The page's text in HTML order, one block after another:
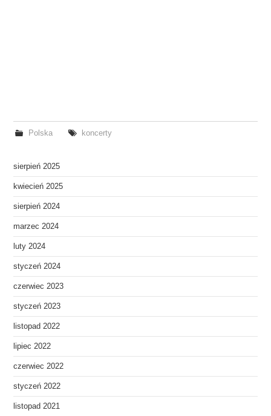
Polska koncerty
sierpień 2025
kwiecień 2025
sierpień 2024
marzec 2024
luty 2024
styczeń 2024
czerwiec 2023
styczeń 2023
listopad 2022
lipiec 2022
czerwiec 2022
styczeń 2022
listopad 2021